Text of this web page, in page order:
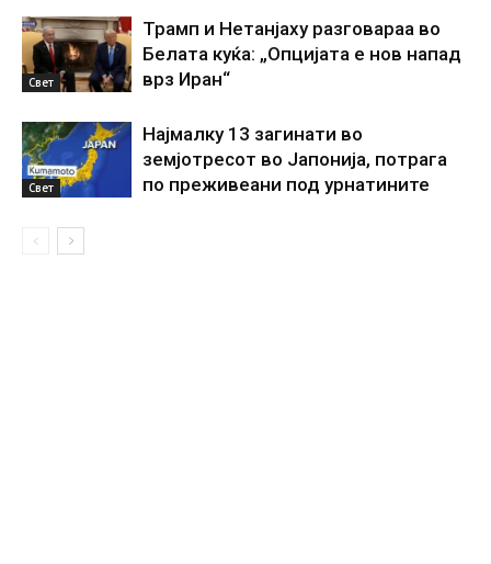
Свет
Трамп и Нетанјаху разговараа во
Белата куќа: „Опцијата е нов напад
врз Иран“
Свет
Најмалку 13 загинати во
земјотресот во Јапонија, потрага
по преживеани под урнатините